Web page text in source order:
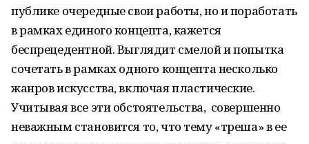
публике очередные свои работы, но и поработать
в рамках единого концепта, кажется
беспрецедентной. Выглядит смелой и попытка
сочетать в рамках одного концепта несколько
жанров искусства, включая пластические.
Учитывая все эти обстоятельства, совершенно
неважным становится то, что тему «треша» в ее